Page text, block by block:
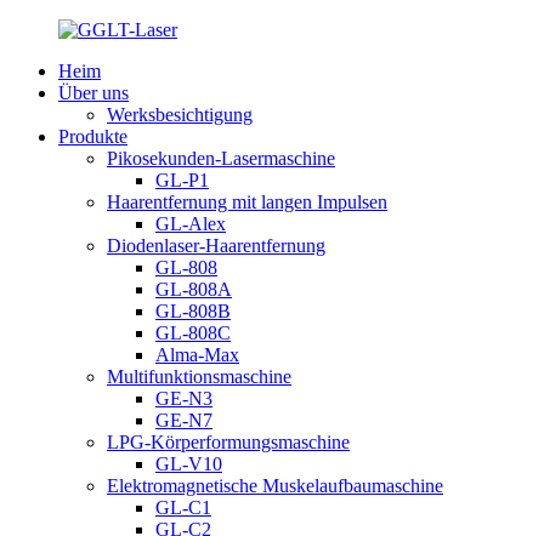
Heim
Über uns
Werksbesichtigung
Produkte
Pikosekunden-Lasermaschine
GL-P1
Haarentfernung mit langen Impulsen
GL-Alex
Diodenlaser-Haarentfernung
GL-808
GL-808A
GL-808B
GL-808C
Alma-Max
Multifunktionsmaschine
GE-N3
GE-N7
LPG-Körperformungsmaschine
GL-V10
Elektromagnetische Muskelaufbaumaschine
GL-C1
GL-C2